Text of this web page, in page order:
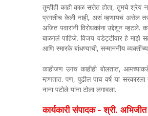
तुम्हीही काही काळ सत्तेत होता, तुमचे श्रेय
प्रगतीच केली नाही, असं म्हणायचं असेल तर
अजित पवारांनी विरोधकांना उद्देशून
बाळगलं पाहिजे. विजय वडेट्टीवार हे माझे
आणि स्मारके बांधण्याची, सन्माननीय
काहीजण उगच काहीही बोलतात,
म्हणतात. पण, पुढील पाच वर्ष या
नाना पटोले यांना टोला लगावला.
कार्यकारी संपादक - श्री.